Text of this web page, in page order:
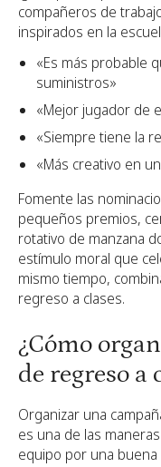
compañeros de
inspirados en la
«Es más probable
suministros»
«Mejor jugador de
«Siempre tiene la
«Más creativo en
Fomente las
pequeños premios,
rotativo de manzana
estímulo moral que
mismo tiempo,
regreso a clases.
¿Cómo
de regreso a
Organizar una
es una de las
equipo por una buena